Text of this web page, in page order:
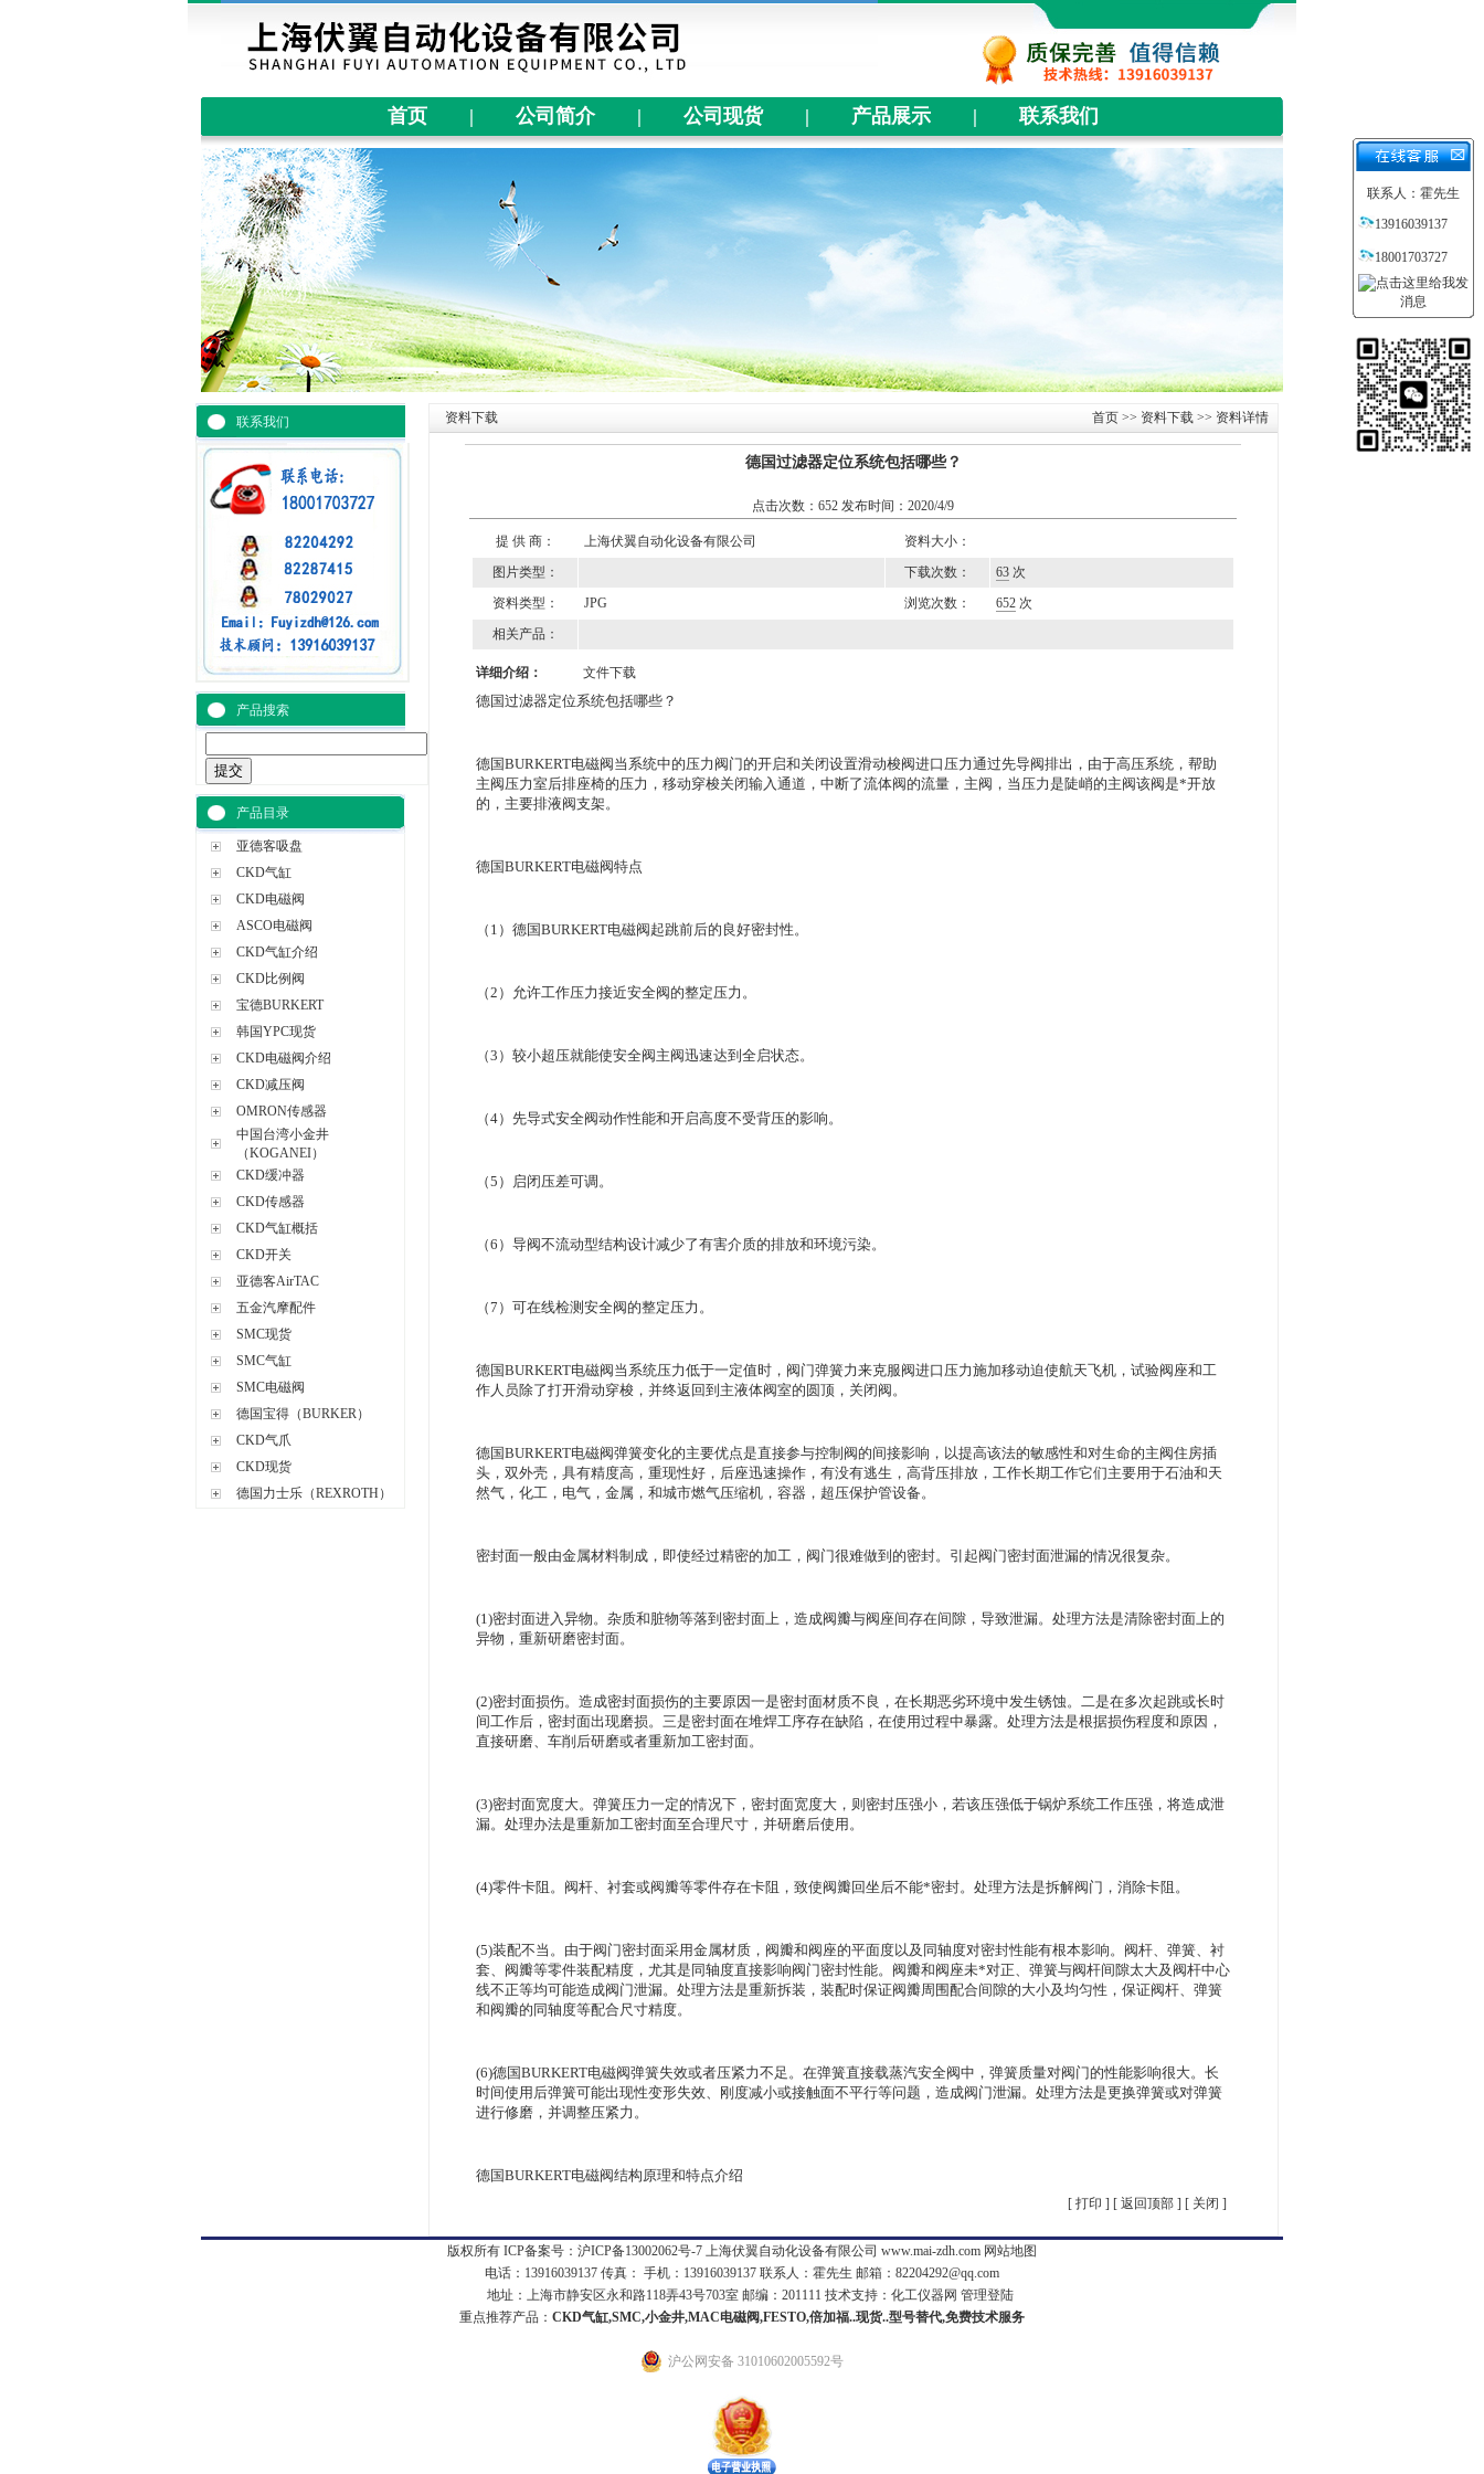
首页 | 公司简介 | 公司现货 | 产品展示 | 联系我们
联系我们
产品搜索
产品目录
亚德客吸盘
CKD气缸
CKD电磁阀
ASCO电磁阀
CKD气缸介绍
CKD比例阀
宝德BURKERT
韩国YPC现货
CKD电磁阀介绍
CKD减压阀
OMRON传感器
中国台湾小金井
（KOGANEI）
CKD缓冲器
CKD传感器
CKD气缸概括
CKD开关
亚德客AirTAC
五金汽摩配件
SMC现货
SMC气缸
SMC电磁阀
德国宝得（BURKER）
CKD气爪
CKD现货
德国力士乐（REXROTH）
资料下载 首页>> 资料下载>> 资料详情
德国过滤器定位系统包括哪些？
点击次数：652 发布时间：2020/4/9
提 供 商： 上海伏翼自动化设备有限公司
资料大小：
图片类型：
下载次数： 63 次
资料类型：
JPG 浏览次数： 652 次
相关产品：
详细介绍： 文件下载
德国过滤器定位系统包括哪些？
德国BURKERT电磁阀当系统中的压力阀门的开启和关闭设置滑动梭阀进口压力通过先导阀排出，由于高压系统，帮助
主阀压力室后排座椅的压力，移动穿梭关闭输入通道，中断了流体阀的流量，主阀，当压力是陡峭的主阀该阀是*开放
的，主要排液阀支架。
德国BURKERT电磁阀特点
（1）德国BURKERT电磁阀起跳前后的良好密封性。
（2）允许工作压力接近安全阀的整定压力。
（3）较小超压就能使安全阀主阀迅速达到全启状态。
（4）先导式安全阀动作性能和开启高度不受背压的影响。
（5）启闭压差可调。
（6）导阀不流动型结构设计减少了有害介质的排放和环境污染。
（7）可在线检测安全阀的整定压力。
德国BURKERT电磁阀当系统压力低于一定值时，阀门弹簧力来克服阀进口压力施加移动迫使航天飞机，试验阀座和工
作人员除了打开滑动穿梭，并终返回到主液体阀室的圆顶，关闭阀。
德国BURKERT电磁阀弹簧变化的主要优点是直接参与控制阀的间接影响，以提高该法的敏感性和对生命的主阀住房插
头，双外壳，具有精度高，重现性好，后座迅速操作，有没有逃生，高背压排放，工作长期工作它们主要用于石油和天
然气，化工，电气，金属，和城市燃气压缩机，容器，超压保护管设备。
密封面一般由金属材料制成，即使经过精密的加工，阀门很难做到的密封。引起阀门密封面泄漏的情况很复杂。
(1)密封面进入异物。杂质和脏物等落到密封面上，造成阀瓣与阀座间存在间隙，导致泄漏。处理方法是清除密封面上的
异物，重新研磨密封面。
(2)密封面损伤。造成密封面损伤的主要原因一是密封面材质不良，在长期恶劣环境中发生锈蚀。二是在多次起跳或长时
间工作后，密封面出现磨损。三是密封面在堆焊工序存在缺陷，在使用过程中暴露。处理方法是根据损伤程度和原因，
直接研磨、车削后研磨或者重新加工密封面。
(3)密封面宽度大。弹簧压力一定的情况下，密封面宽度大，则密封压强小，若该压强低于锅炉系统工作压强，将造成泄
漏。处理办法是重新加工密封面至合理尺寸，并研磨后使用。
(4)零件卡阻。阀杆、衬套或阀瓣等零件存在卡阻，致使阀瓣回坐后不能*密封。处理方法是拆解阀门，消除卡阻。
(5)装配不当。由于阀门密封面采用金属材质，阀瓣和阀座的平面度以及同轴度对密封性能有根本影响。阀杆、弹簧、衬
套、阀瓣等零件装配精度，尤其是同轴度直接影响阀门密封性能。阀瓣和阀座未*对正、弹簧与阀杆间隙太大及阀杆中心
线不正等均可能造成阀门泄漏。处理方法是重新拆装，装配时保证阀瓣周围配合间隙的大小及均匀性，保证阀杆、弹簧
和阀瓣的同轴度等配合尺寸精度。
(6)德国BURKERT电磁阀弹簧失效或者压紧力不足。在弹簧直接载蒸汽安全阀中，弹簧质量对阀门的性能影响很大。长
时间使用后弹簧可能出现性变形失效、刚度减小或接触面不平行等问题，造成阀门泄漏。处理方法是更换弹簧或对弹簧
进行修磨，并调整压紧力。
德国BURKERT电磁阀结构原理和特点介绍
[ 打印 ] [ 返回顶部 ] [ 关闭 ]
版权所有 ICP备案号： 沪ICP备13002062号-7 上海伏翼自动化设备有限公司 www.mai-zdh.com 网站地图
电话：13916039137 传真： 手机：13916039137 联系人：霍先生 邮箱： 82204292@qq.com
地址：上海市静安区永和路118弄43号703室 邮编：201111 技术支持： 化工仪器网 管理登陆
重点推荐产品： CKD气缸,SMC,小金井,MAC电磁阀,FESTO,倍加福..现货..型号替代,免费技术服务
联系人：霍先生
13916039137
18001703727
沪公网安备 31010602005592号